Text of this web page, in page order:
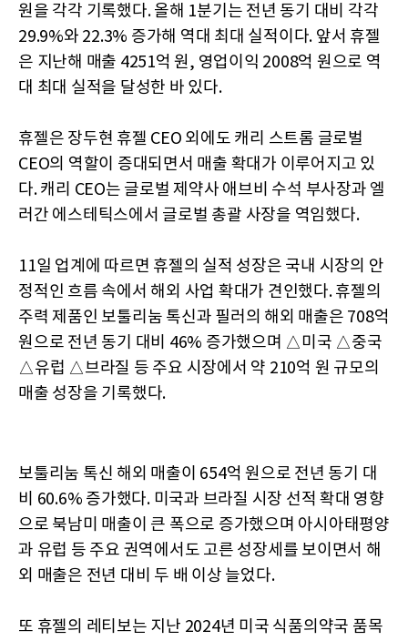
원을 각각 기록했다. 올해 1분기는 전년 동기 대비 각각
29.9%와 22.3% 증가해 역대 최대 실적이다. 앞서 휴젤
은 지난해 매출 4251억 원, 영업이익 2008억 원으로 역
대 최대 실적을 달성한 바 있다.
휴젤은 장두현 휴젤 CEO 외에도 캐리 스트롬 글로벌
CEO의 역할이 증대되면서 매출 확대가 이루어지고 있
다. 캐리 CEO는 글로벌 제약사 애브비 수석 부사장과 엘
러간 에스테틱스에서 글로벌 총괄 사장을 역임했다.
11일 업계에 따르면 휴젤의 실적 성장은 국내 시장의 안
정적인 흐름 속에서 해외 사업 확대가 견인했다. 휴젤의
주력 제품인 보툴리눔 톡신과 필러의 해외 매출은 708억
원으로 전년 동기 대비 46% 증가했으며 △미국 △중국
△유럽 △브라질 등 주요 시장에서 약 210억 원 규모의
매출 성장을 기록했다.
보툴리눔 톡신 해외 매출이 654억 원으로 전년 동기 대
비 60.6% 증가했다. 미국과 브라질 시장 선적 확대 영향
으로 북남미 매출이 큰 폭으로 증가했으며 아시아태평양
과 유럽 등 주요 권역에서도 고른 성장세를 보이면서 해
외 매출은 전년 대비 두 배 이상 늘었다.
또 휴젤의 레티보는 지난 2024년 미국 식품의약국 품목